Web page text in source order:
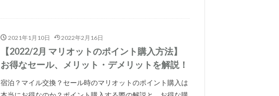
2021年1月10日 2022年2月16日
【2022/2月 マリオットのポイント購入方法】
お得なセール、メリット・デメリットを解説！
宿泊？マイル交換？セール時のマリオットのポイント購入は